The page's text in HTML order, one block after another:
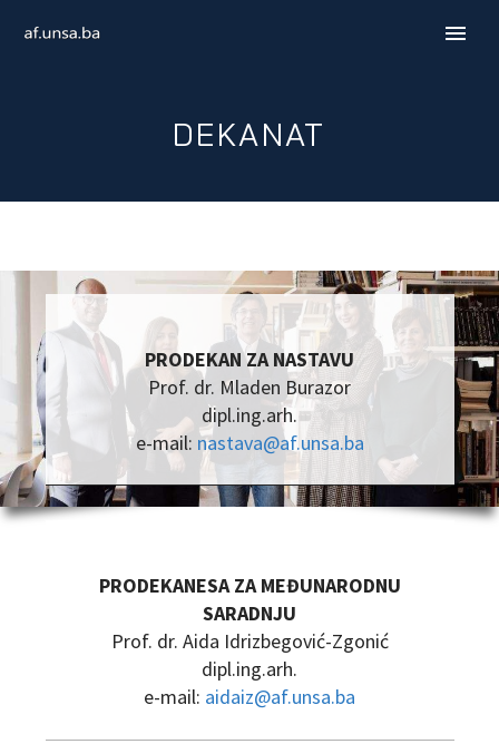
ENGLISH
DEKANAT
PRODEKAN ZA NASTAVU
Prof. dr. Mladen Burazor
dipl.ing.arh.
e-mail: nastava@af.unsa.ba
PRODEKANESA ZA MEĐUNARODNU
SARADNJU
Prof. dr. Aida Idrizbegović-Zgonić
dipl.ing.arh.
e-mail: aidaiz@af.unsa.ba